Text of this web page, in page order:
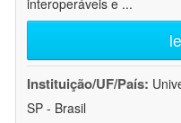
interoperáveis e ...
Instituição/UF/País:
SP - Brasil